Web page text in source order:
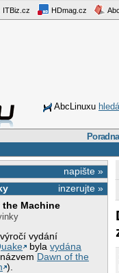
ITBiz.cz HDmag.cz
AbcLinuxu
Poradna
napište »
inzerujte »
the Machine
vydání
bylavydána
Dawn of the
).